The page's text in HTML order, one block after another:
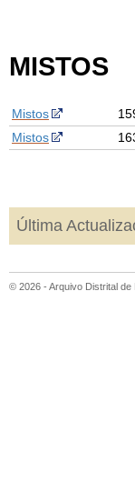
MISTOS
Mistos
Mistos
Última
© 2026 - Arquivo Distrital de